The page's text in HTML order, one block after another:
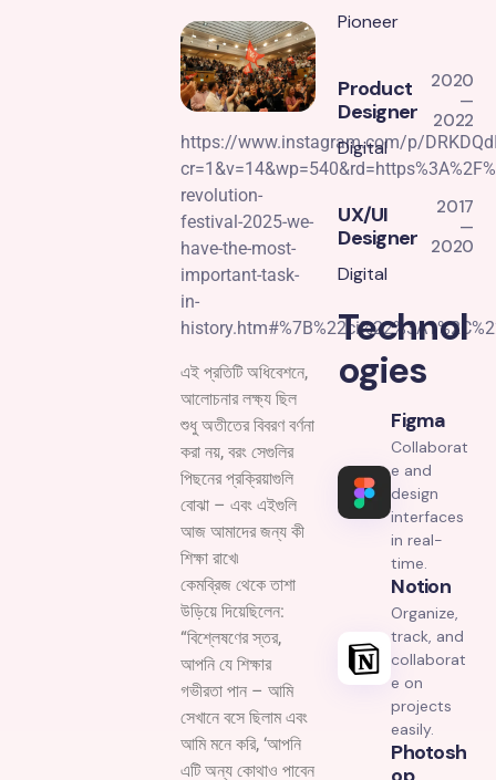
https://www.instagram.com/p/
revolution-
festival-2025-we-
have-the-most-
important-task-
in-
এই প্রতিটি অধিবেশনে,
আলোচনার লক্ষ্য ছিল
শুধু অতীতের বিবরণ বর্ণনা
করা নয়, বরং সেগুলির
পিছনের প্রক্রিয়াগুলি
বোঝা – এবং এইগুলি
আজ আমাদের জন্য কী
শিক্ষা রাখে৷
কেমব্রিজ থেকে তাশা
উড়িয়ে দিয়েছিলেন:
“বিশ্লেষণের স্তর,
আপনি যে শিক্ষার
গভীরতা পান – আমি
সেখানে বসে ছিলাম এবং
আমি মনে করি, ‘আপনি
এটি অন্য কোথাও পাবেন
Pioneer
Product
Designer
2020
—
2022
Digital
UX/UI
Designer
2017
—
2020
Digital
Technol
ogies
Figma
Collaborat
e and
design
interfaces
in real-
time.
Notion
Organize,
track, and
collaborat
e on
projects
easily.
Photosh